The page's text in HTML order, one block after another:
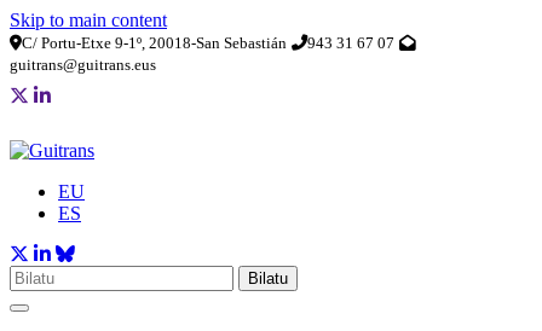
Skip to main content
C/ Portu-Etxe 9-1º, 20018-San Sebastián
943 31 67 07
guitrans@guitrans.eus
EU
ES
Bilatu